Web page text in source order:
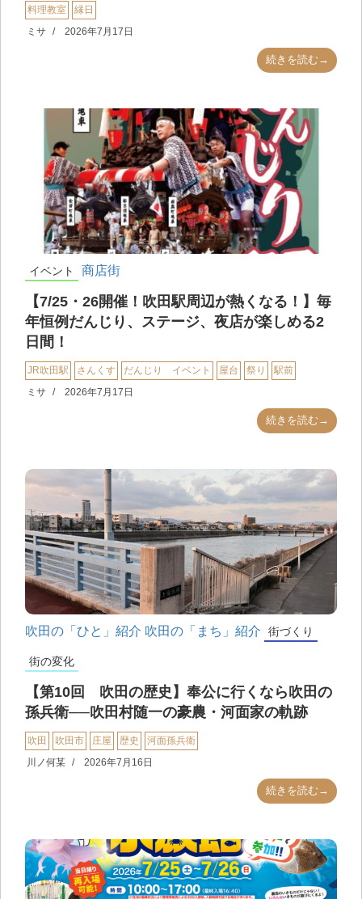
料理教室
縁日
ミサ
2026年7月17日
続きを読む→
イベント 商店街
【7/25・26開催！吹田駅周辺が熱くなる！】毎
年恒例だんじり、ステージ、夜店が楽しめる2
日間！
JR吹田駅 さんくす だんじり イベント 屋台 祭り
駅前
ミサ
2026年7月17日
続きを読む→
吹田の「ひと」紹介 吹田の「まち」紹介 街づくり
街の変化
【第10回 吹田の歴史】奉公に行くなら吹田の
孫兵衛──吹田村随一の豪農・河面家の軌跡
吹田 吹田市 庄屋 歴史
河面孫兵衛
川ノ何某
2026年7月16日
続きを読む→